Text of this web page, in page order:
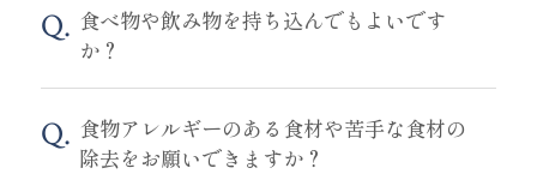
食べ物や飲み物を持ち込んでもよいです
か？
食物アレルギーのある食材や苦手な食材の
除去をお願いできますか？